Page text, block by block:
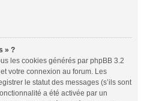
» ?
les cookies générés par phpBB 3.2
votre connexion au forum. Les
le statut des messages (s’ils sont
a été activée par un